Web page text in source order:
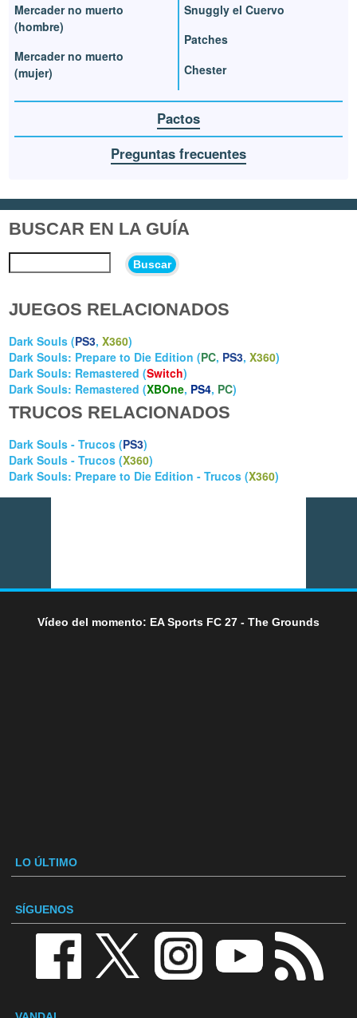
Mercader no muerto
(hombre)
Mercader no muerto
(mujer)
Snuggly el Cuervo
Patches
Chester
Pactos
Preguntas frecuentes
BUSCAR EN LA GUÍA
Buscar
JUEGOS RELACIONADOS
Dark Souls (PS3,X360)
Dark Souls: Prepare to Die Edition (PC, PS3,X360)
Dark Souls: Remastered (Switch)
Dark Souls: Remastered (XBOne, PS4, PC)
TRUCOS RELACIONADOS
Dark Souls - Trucos (PS3)
Dark Souls - Trucos (X360)
Dark Souls: Prepare to Die Edition - Trucos (X360)
Vídeo del momento: EA Sports FC 27 - The Grounds
LO ÚLTIMO
SÍGUENOS